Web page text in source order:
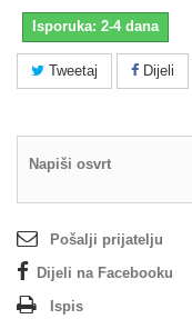
Isporuka: 2-4 dana
Tweetaj Dijeli
Napiši osvrt
Pošalji prijatelju
Dijeli na Facebooku
Ispis